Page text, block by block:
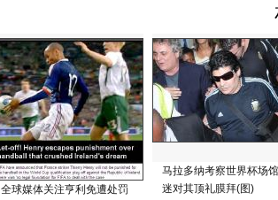
全球媒体关注亨利免遭处罚
马拉多纳考察世界杯场
迷对其顶礼膜拜(图)